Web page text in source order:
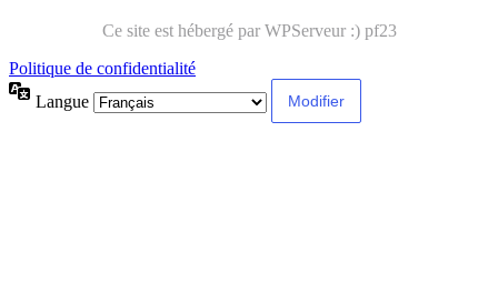
Politique de confidentialité
Langue